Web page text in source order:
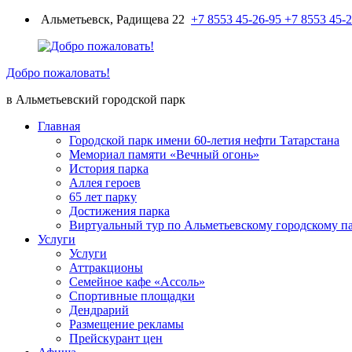
Перейти
содержимому
Альметьевск, Радищева 22 +7 8553 45-26-95 +7 8553 45-
Добро пожаловать!
в Альметьевский городской парк
Главная
Городской парк имени 60-летия нефти Татарстана
Мемориал памяти «Вечный огонь»
История парка
Аллея героев
65 лет парку
Достижения парка
Виртуальный тур по Альметьевскому городскому
Услуги
Услуги
Аттракционы
Семейное кафе «Ассоль»
Спортивные площадки
Дендрарий
Размещение рекламы
Прейскурант цен